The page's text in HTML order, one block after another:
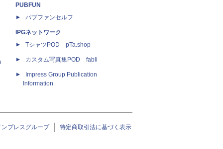
PUBFUN
パブファンセルフ
IPGネットワーク
TシャツPOD pTa.shop
カスタム写真集POD fabli
Impress Group Publication
Information
ンプレスグループ 特定商取引法に基づく表示